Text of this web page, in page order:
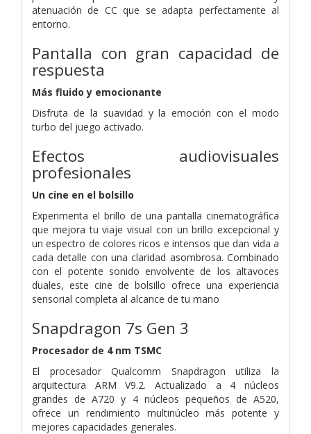
atenuación de CC que se adapta perfectamente al
entorno.
Pantalla con gran capacidad de
respuesta
Más fluido y emocionante
Disfruta de la suavidad y la emoción con el modo
turbo del juego activado.
Efectos audiovisuales
profesionales
Un cine en el bolsillo
Experimenta el brillo de una pantalla cinematográfica
que mejora tu viaje visual con un brillo excepcional y
un espectro de colores ricos e intensos que dan vida a
cada detalle con una claridad asombrosa. Combinado
con el potente sonido envolvente de los altavoces
duales, este cine de bolsillo ofrece una experiencia
sensorial completa al alcance de tu mano
Snapdragon 7s Gen 3
Procesador de 4 nm TSMC
El procesador Qualcomm Snapdragon utiliza la
arquitectura ARM V9.2. Actualizado a 4 núcleos
grandes de A720 y 4 núcleos pequeños de A520,
ofrece un rendimiento multinúcleo más potente y
mejores capacidades generales.